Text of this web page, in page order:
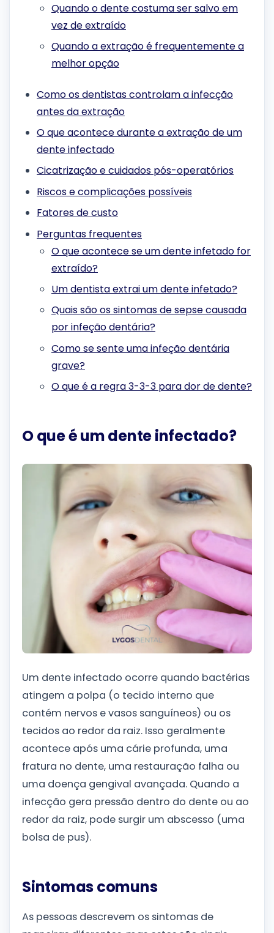
Quando o dente costuma ser salvo em
vez de extraído
Quando a extração é frequentemente a
melhor opção
Como os dentistas controlam a infecção
antes da extração
O que acontece durante a extração de um
dente infectado
Cicatrização e cuidados pós-operatórios
Riscos e complicações possíveis
Fatores de custo
Perguntas frequentes
O que acontece se um dente infetado for
extraído?
Um dentista extrai um dente infetado?
Quais são os sintomas de sepse causada
por infeção dentária?
Como se sente uma infeção dentária
grave?
O que é a regra 3-3-3 para dor de dente?
O que é um dente infectado?
Um dente infectado ocorre quando bactérias
atingem a polpa (o tecido interno que
contém nervos e vasos sanguíneos) ou os
tecidos ao redor da raiz. Isso geralmente
acontece após uma cárie profunda, uma
fratura no dente, uma restauração falha ou
uma doença gengival avançada. Quando a
infecção gera pressão dentro do dente ou ao
redor da raiz, pode surgir um abscesso (uma
bolsa de pus).
Sintomas comuns
As pessoas descrevem os sintomas de